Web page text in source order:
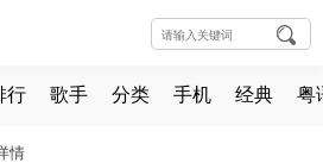
行 歌手 分类 手机 经典 粤
情